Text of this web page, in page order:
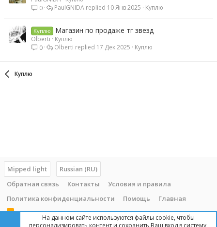
0
Куплю
10 Янв 2025
PaulGNIDA
Куплю Магазин по продаже тг звезд
Olberti
Куплю
0
Куплю
17 Дек 2025
Olberti
Куплю
Mipped light
Russian (RU)
Обратная связь
Контакты
Условия и правила
Политика конфиденциальности
Помощь Главная
R
На данном сайте используются файлы cookie, чтобы
персонализировать контент и сохранить Ваш вход в систему,